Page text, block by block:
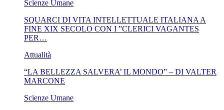
Scienze Umane
SQUARCI DI VITA INTELLETTUALE ITALIANA A
FINE XIX SECOLO CON I ”CLERICI VAGANTES
PER…
Attualità
“LA BELLEZZA SALVERA’ IL MONDO” – DI VALTER
MARCONE
Scienze Umane